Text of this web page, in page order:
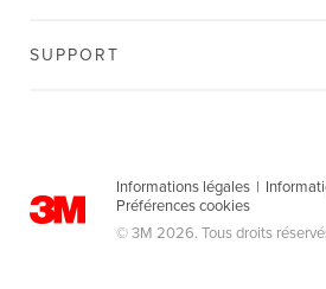
SUPPORT
Informations légales |
Préférences cookies
© 3M 2026. Tous droits